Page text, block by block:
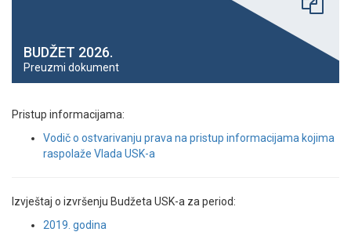
BUDŽET 2026.
Preuzmi dokument
Pristup informacijama:
Vodič o ostvarivanju prava na pristup informacijama kojima
raspolaže Vlada USK-a
Izvještaj o izvršenju Budžeta USK-a za period:
2019. godina